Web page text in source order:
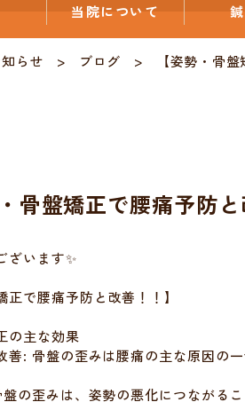
当院について
らせ ブログ 【姿勢・骨
骨盤矯正で腰痛予防と
ざいます✨
正で腰痛予防と改善！！】
の主な効果
善: 骨盤の歪みは腰痛の主な原因の
の歪みは、姿勢の悪化につながる